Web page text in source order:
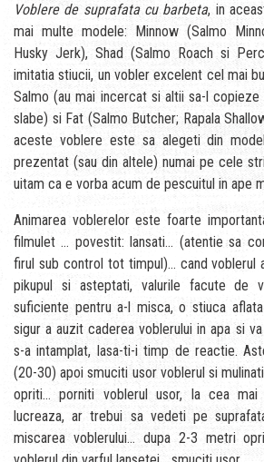
Voblere de suprafata cu barbeta, in
mai multe modele: Minnow (Salmo
Husky Jerk), Shad (Salmo Roach si
imitatia stiucii, un vobler excelent cel mai
Salmo (au mai incercat si altii sa-l
slabe) si Fat (Salmo Butcher; Rapala
aceste voblere este sa alegeti din
prezentat (sau din altele) numai pe cele
uitam ca e vorba acum de pescuitul in ape
Animarea voblerelor este foarte
filmulet … povestit: lansati… (atentie sa
firul sub control tot timpul)… cand voblerul
pikupul si asteptati, valurile facute de
suficiente pentru a-l misca, o stiuca
sigur a auzit caderea voblerului in apa si
s-a intamplat, lasa-ti-i timp de reactie.
(20-30) apoi smuciti usor voblerul si
opriti… porniti voblerul usor, la cea
lucreaza, ar trebui sa vedeti pe
miscarea voblerului… dupa 2-3 metri